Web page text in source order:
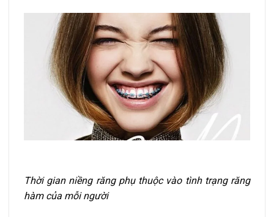
Thời gian niềng răng phụ thuộc vào tình trạng răng
hàm của mỗi người